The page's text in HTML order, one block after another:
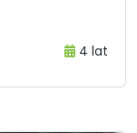
4 lat